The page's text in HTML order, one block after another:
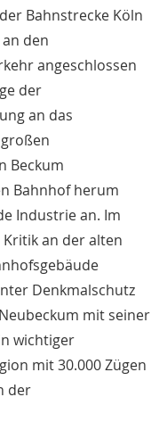
Bahnstrecke Köln
den
angeschlossen
der
an das
Beckum
Bahnhof herum
Industrie an. Im
an der alten
Denkmalschutz
mit seiner
wichtiger
mit 30.000 Zügen
der